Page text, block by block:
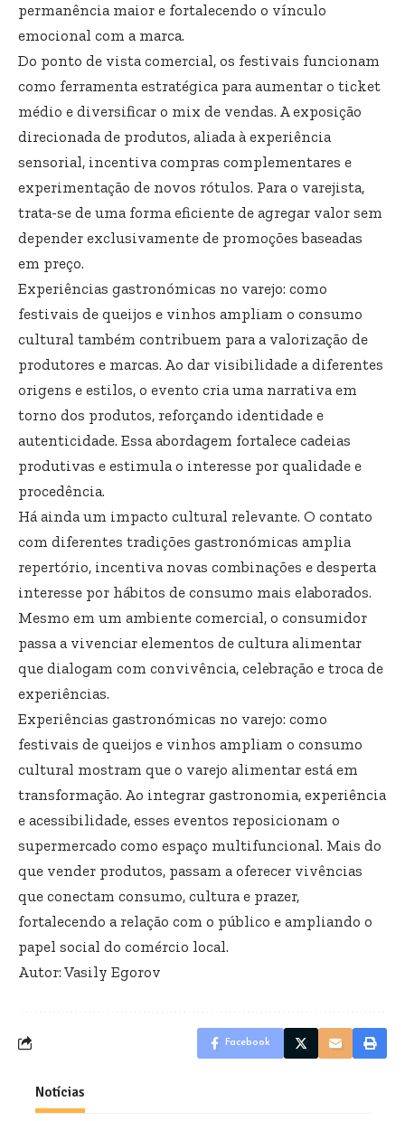
permanência maior e fortalecendo o vínculo
emocional com a marca.
Do ponto de vista comercial, os festivais funcionam
como ferramenta estratégica para aumentar o ticket
médio e diversificar o mix de vendas. A exposição
direcionada de produtos, aliada à experiência
sensorial, incentiva compras complementares e
experimentação de novos rótulos. Para o varejista,
trata-se de uma forma eficiente de agregar valor sem
depender exclusivamente de promoções baseadas
em preço.
Experiências gastronómicas no varejo: como
festivais de queijos e vinhos ampliam o consumo
cultural também contribuem para a valorização de
produtores e marcas. Ao dar visibilidade a diferentes
origens e estilos, o evento cria uma narrativa em
torno dos produtos, reforçando identidade e
autenticidade. Essa abordagem fortalece cadeias
produtivas e estimula o interesse por qualidade e
procedência.
Há ainda um impacto cultural relevante. O contato
com diferentes tradições gastronómicas amplia
repertório, incentiva novas combinações e desperta
interesse por hábitos de consumo mais elaborados.
Mesmo em um ambiente comercial, o consumidor
passa a vivenciar elementos de cultura alimentar
que dialogam com convivência, celebração e troca de
experiências.
Experiências gastronómicas no varejo: como
festivais de queijos e vinhos ampliam o consumo
cultural mostram que o varejo alimentar está em
transformação. Ao integrar gastronomia, experiência
e acessibilidade, esses eventos reposicionam o
supermercado como espaço multifuncional. Mais do
que vender produtos, passam a oferecer vivências
que conectam consumo, cultura e prazer,
fortalecendo a relação com o público e ampliando o
papel social do comércio local.
Autor: Vasily Egorov
Facebook
Notícias